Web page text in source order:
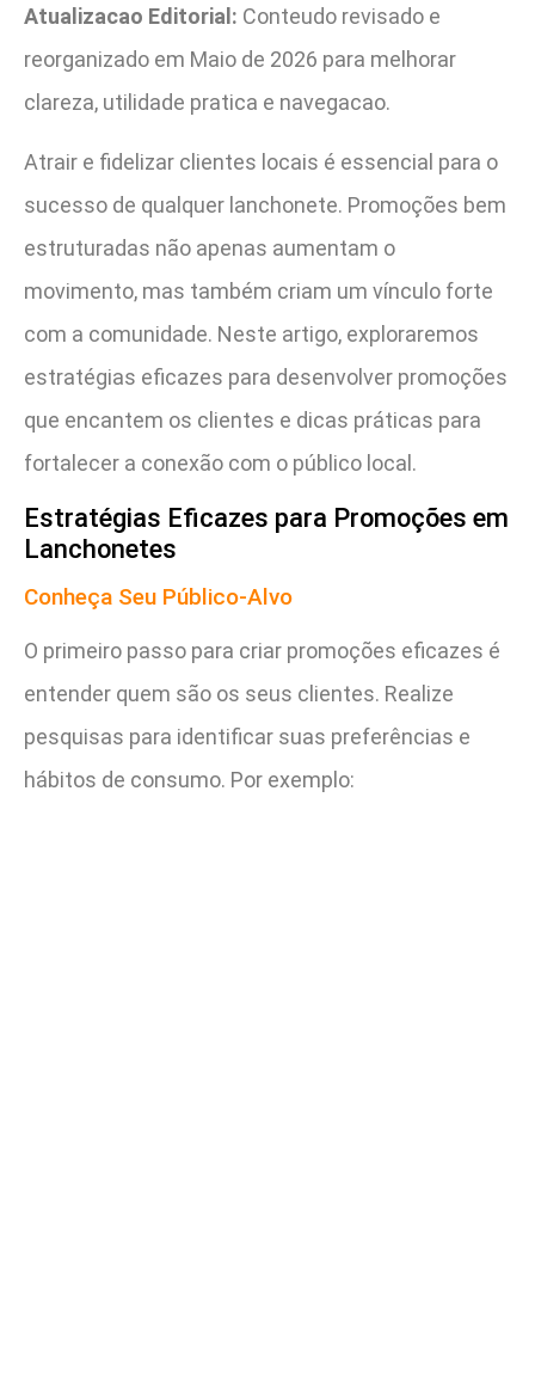
Atualizacao Editorial: Conteudo revisado e
reorganizado em Maio de 2026 para melhorar
clareza, utilidade pratica e navegacao.
Atrair e fidelizar clientes locais é essencial para o
sucesso de qualquer lanchonete. Promoções bem
estruturadas não apenas aumentam o
movimento, mas também criam um vínculo forte
com a comunidade. Neste artigo, exploraremos
estratégias eficazes para desenvolver promoções
que encantem os clientes e dicas práticas para
fortalecer a conexão com o público local.
Estratégias Eficazes para Promoções em
Lanchonetes
Conheça Seu Público-Alvo
O primeiro passo para criar promoções eficazes é
entender quem são os seus clientes. Realize
pesquisas para identificar suas preferências e
hábitos de consumo. Por exemplo: